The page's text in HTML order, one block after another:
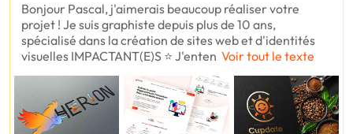
Bonjour Pascal, j'aimerais beaucoup réaliser votre
projet ! Je suis graphiste depuis plus de 10 ans,
spécialisé dans la création de sites web et d'identités
visuelles IMPACTANT(E)S ⭐ J'enten Voir tout le texte